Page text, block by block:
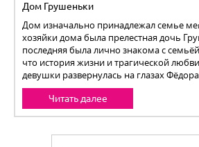
Дом Грушеньки
Дом изначально принадлежал семье
хозяйки дома была прелестная дочь
последняя была лично знакома с
что история жизни и трагической
девушки развернулась на глазах
Читать далее